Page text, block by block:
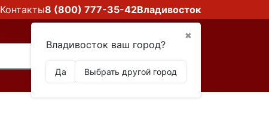
Контакты8 (800) 777-35-42Владивосток
✖
Владивосток ваш город?
Да Выбрать другой город